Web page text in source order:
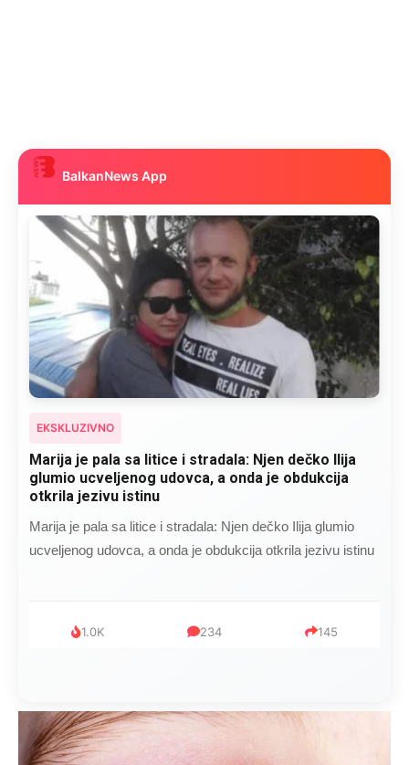
BalkanNews App
EKSKLUZIVNO
Kad se Marin suprug razbolio ona ga kupala,
pelene mu mijenjala: Jedno jutro je poslao po
čokoladu..
Kad se Marin suprug razbolio ona ga kupala, pelene mu
mijenjala: Jedno jutro je poslao po čokoladu..
999 321 234